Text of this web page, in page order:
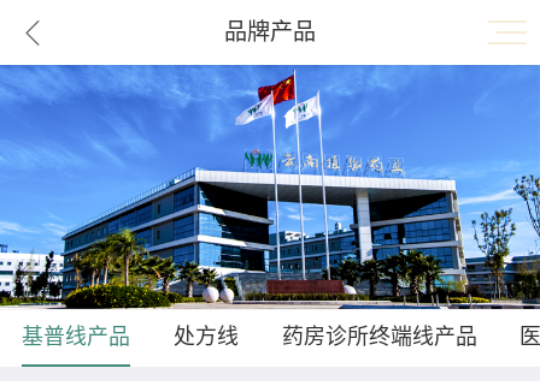
品牌产品
基普线产品 处方线 药房诊所终端线产品